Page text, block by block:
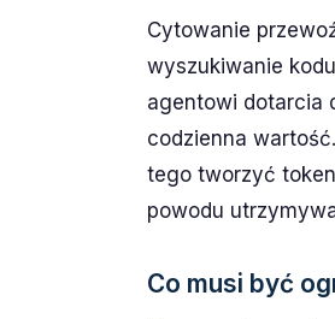
Cytowanie
wyszukiwanie
agentowi dotarcia
codzienna
tego tworzyć
powodu
Co musi być